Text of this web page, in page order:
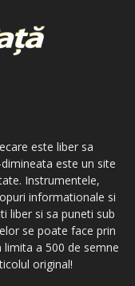
este liber sa
este un site
Instrumentele,
informationale si
liber si sa puneti sub
se poate face prin
a 500 de semne
original!